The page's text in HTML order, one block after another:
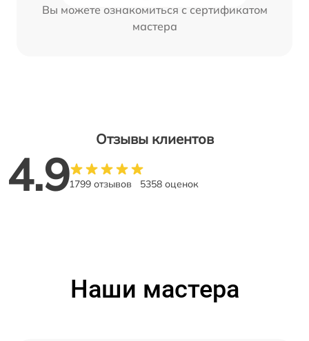
Вы можете ознакомиться с сертификатом
мастера
Отзывы клиентов
4.91799 отзывов 5358 оценок
Наши мастера